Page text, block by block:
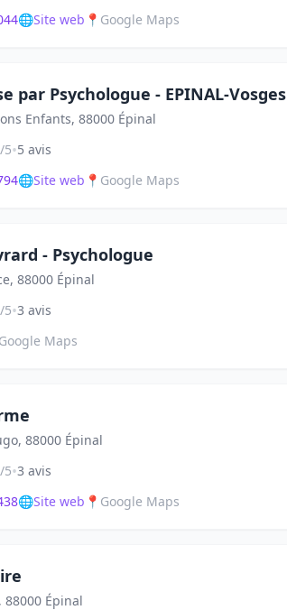
🌐Site web 📍 Google Maps
par Psychologue - EPINAL-Vosges
Enfants, 88000 Épinal
5•5 avis
🌐Site web 📍 Google Maps
- Psychologue
88000 Épinal
5•3 avis
Google Maps
88000 Épinal
5•3 avis
🌐Site web 📍 Google Maps
88000 Épinal